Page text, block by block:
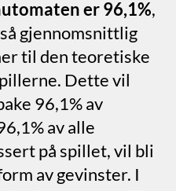
er 96,1%,
gjennomsnittlig
til den teoretiske
Dette vil
96,1% av
av alle
på spillet, vil bli
av gevinster. I